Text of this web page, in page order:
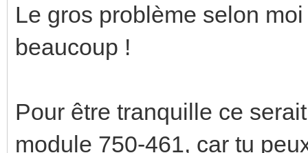
Le gros problème selon
beaucoup !
Pour être tranquille ce
module 750-461, car tu